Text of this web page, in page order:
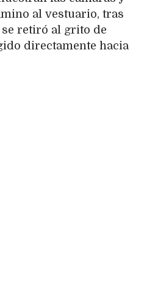
al vestuario, tras
se retiró al grito de
directamente hacia